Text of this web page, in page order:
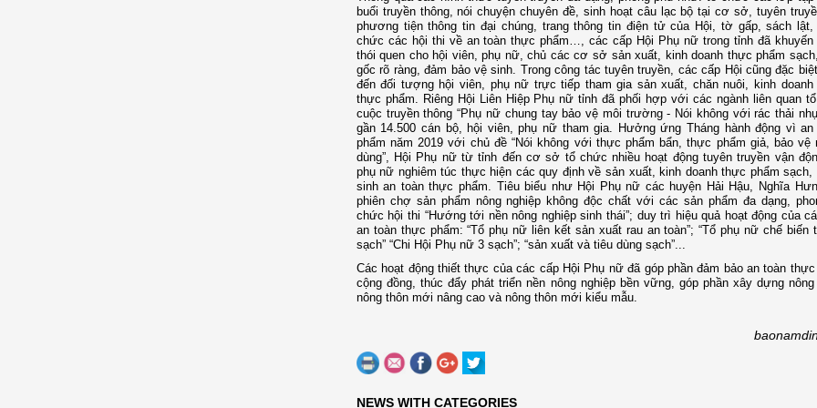
buổi truyền thông, nói chuyện chuyên đề, sinh hoạt câu lạc bộ tại cơ sở, tuyên
phương tiện thông tin đại chúng, trang thông tin điện tử của Hội, tờ gấp, sách
chức các hội thi về an toàn thực phẩm…, các cấp Hội Phụ nữ trong tỉnh đã khuyến
thói quen cho hội viên, phụ nữ, chủ các cơ sở sản xuất, kinh doanh thực phẩm
gốc rõ ràng, đảm bảo vệ sinh. Trong công tác tuyên truyền, các cấp Hội cũng đặc
đến đối tượng hội viên, phụ nữ trực tiếp tham gia sản xuất, chăn nuôi, kinh doanh
thực phẩm. Riêng Hội Liên Hiệp Phụ nữ tỉnh đã phối hợp với các ngành liên quan
cuộc truyền thông “Phụ nữ chung tay bảo vệ môi trường - Nói không với rác thải
gần 14.500 cán bộ, hội viên, phụ nữ tham gia. Hưởng ứng Tháng hành động vì
phẩm năm 2019 với chủ đề “Nói không với thực phẩm bẩn, thực phẩm giả, bảo vệ
dùng”, Hội Phụ nữ từ tỉnh đến cơ sở tổ chức nhiều hoạt động tuyên truyền vận
phụ nữ nghiêm túc thực hiện các quy định về sản xuất, kinh doanh thực phẩm
sinh an toàn thực phẩm. Tiêu biểu như Hội Phụ nữ các huyện Hải Hậu, Nghĩa
phiên chợ sản phẩm nông nghiệp không độc chất với các sản phẩm đa dạng,
chức hội thi “Hướng tới nền nông nghiệp sinh thái”; duy trì hiệu quả hoạt động của
an toàn thực phẩm: “Tổ phụ nữ liên kết sản xuất rau an toàn”; “Tổ phụ nữ chế biến
sạch” “Chi Hội Phụ nữ 3 sạch”; “sản xuất và tiêu dùng sạch”...
Các hoạt động thiết thực của các cấp Hội Phụ nữ đã góp phần đảm bảo an toàn
cộng đồng, thúc đẩy phát triển nền nông nghiệp bền vững, góp phần xây dựng
nông thôn mới nâng cao và nông thôn mới kiểu mẫu.
NEWS WITH CATEGORIES